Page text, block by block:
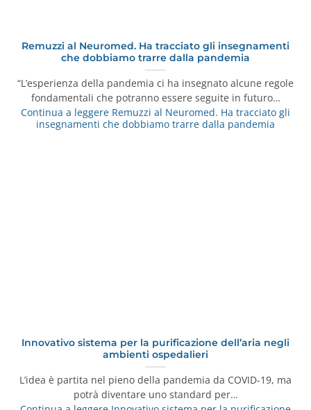
Remuzzi al Neuromed. Ha tracciato gli insegnamenti
che dobbiamo trarre dalla pandemia
“L’esperienza della pandemia ci ha insegnato alcune regole
fondamentali che potranno essere seguite in futuro…
Continua a leggere Remuzzi al Neuromed. Ha tracciato gli
insegnamenti che dobbiamo trarre dalla pandemia
Innovativo sistema per la purificazione dell’aria negli
ambienti ospedalieri
L’idea è partita nel pieno della pandemia da COVID-19, ma
potrà diventare uno standard per…